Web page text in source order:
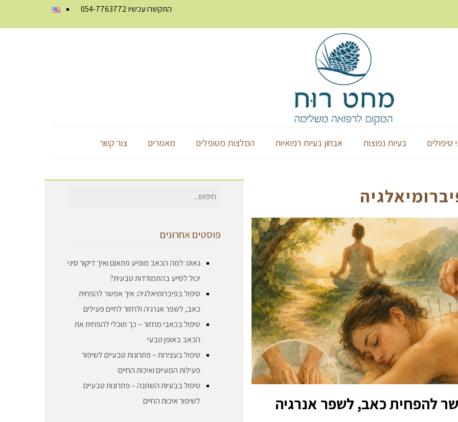
התקשרו עכשיו054-7763772
טיפולים בעיות נפוצות אבחון בעיות רפואיות המלצות מטופלים מאמרים צור קשר
להפחית כאב, לשפר אנרגיה
חיפוש
פוסטים אחרונים
גאוט: למה הכאב מופיע פתאום ואיך דיקור סיני
יכול לסייע בהתמודדות טבעית?
טיפול בפיברומיאלגיה: איך אפשר להפחית
כאב, לשפר אנרגיה ולחזור לחיים פעילים
טיפול בכאבי מחזור – כך תוכלי להפחית את
הכאב באופן טבעי
טיפול בעצירות – פתרונות טבעיים לשיפור
פעילות המעיים ואיכות החיים
טיפול בבעיות השתנה – פתרונות טבעיים
לשיפור איכות החיים